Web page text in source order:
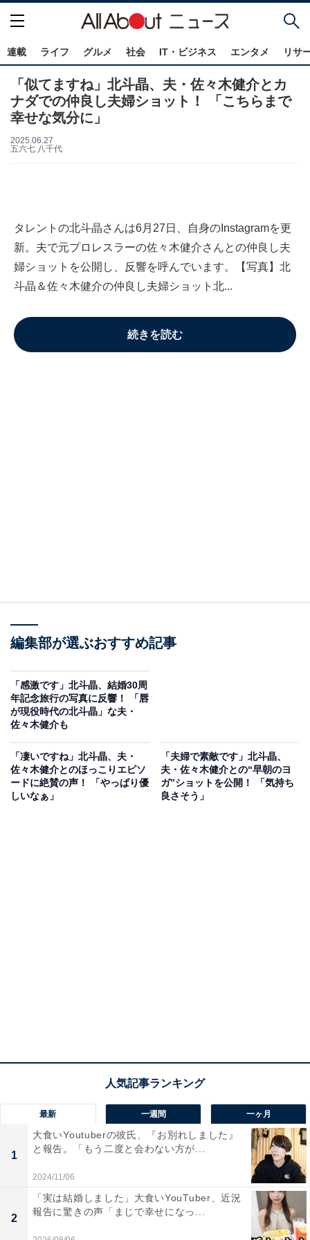
連載 ライフ グルメ 社会 IT・ビジネス エンタメ リサ
「似てますね」北斗晶、夫・佐々木健介とカ
ナダでの仲良し夫婦ショット！ 「こちらまで
幸せな気分に」
2025.06.27
五六七 八千代
タレントの北斗晶さんは6月27日、自身のInstagramを更
新。夫で元プロレスラーの佐々木健介さんとの仲良し夫
婦ショットを公開し、反響を呼んでいます。【写真】北
斗晶＆佐々木健介の仲良し夫婦ショット北...
続きを読む
編集部が選ぶおすすめ記事
「‪感激です」北斗晶、結婚30周
年記念旅行の写真に反響！ 「唇
が現役時代の北斗晶」な夫・
佐々木健介も
「凄いですね」北斗晶、夫・
佐々木健介とのほっこりエピソ
ードに絶賛の声！ 「やっぱり優
しいなぁ」
「夫婦で素敵です」北斗晶、
夫・佐々木健介との“早朝のヨ
ガ”ショットを公開！ 「気持ち
良さそう」
最新 一週間 一ヶ月
1
大食いYoutuberの彼氏、『お別れしました』
と報告。「もう二度と会わない方が...
2024/11/06
2
「実は結婚しました」大食いYouTuber、近況
報告に驚きの声「まじで幸せになっ...